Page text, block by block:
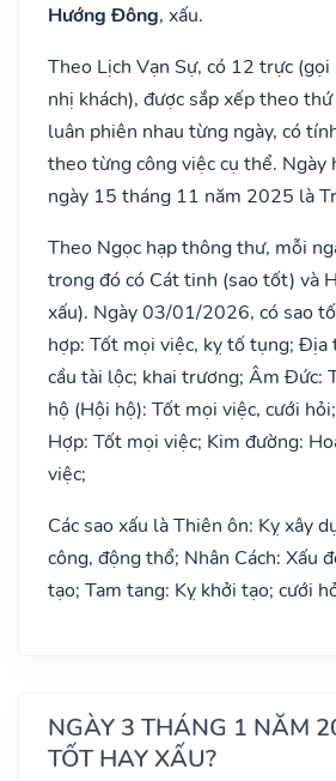
Hướng Đông, xấu.
Theo Lịch Vạn Sự, có 12 trực
nhị khách), được sắp xếp theo
luân phiên nhau từng ngày, có
theo từng công việc cụ thể. Ngày
ngày 15 tháng 11 năm 2025 là
Theo Ngọc hạp thông thư, mỗi
trong đó có Cát tinh (sao tốt) và
xấu). Ngày 03/01/2026, có sao
hợp: Tốt mọi việc, kỵ tố tụng; Địa
cầu tài lộc; khai trương; Âm Đức:
hộ (Hội hộ): Tốt mọi việc, cưới
Hợp: Tốt mọi việc; Kim đường:
việc;
Các sao xấu là Thiên ôn: Kỵ xây
công, động thổ; Nhân Cách: Xấu
tạo; Tam tang: Kỵ khởi tạo; cưới
NGÀY 3 THÁNG 1 NĂM
TỐT HAY XẤU?